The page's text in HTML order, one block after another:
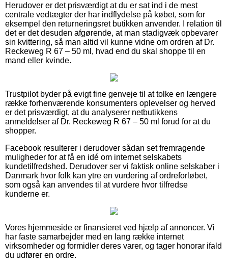
Herudover er det prisværdigt at du er sat ind i de mest
centrale vedtægter der har indflydelse på købet, som for
eksempel den returneringsret butikken anvender. I relation til
det er det desuden afgørende, at man stadigvæk opbevarer
sin kvittering, så man altid vil kunne vidne om ordren af Dr.
Reckeweg R 67 – 50 ml, hvad end du skal shoppe til en
mand eller kvinde.
Trustpilot byder på evigt fine genveje til at tolke en længere
række forhenværende konsumenters oplevelser og herved
er det prisværdigt, at du analyserer netbutikkens
anmeldelser af Dr. Reckeweg R 67 – 50 ml forud for at du
shopper.
Facebook resulterer i derudover sådan set fremragende
muligheder for at få en idé om internet selskabets
kundetilfredshed. Derudover ser vi faktisk online selskaber i
Danmark hvor folk kan ytre en vurdering af ordreforløbet,
som også kan anvendes til at vurdere hvor tilfredse
kunderne er.
Vores hjemmeside er finansieret ved hjælp af annoncer. Vi
har faste samarbejder med en lang række internet
virksomheder og formidler deres varer, og tager honorar ifald
du udfører en ordre.